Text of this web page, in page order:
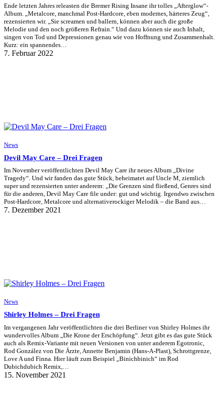
Ende letzten Jahres releasten die Bremer Rising Insane ihr tolles „Afterglow“-
Album. „Metalcore, manchmal Post-Hardcore, eben modernes, härteres Zeug“,
rezensierten wir. „Sie screamen und ballern, können aber auch die große
Melodie und den noch größeren Refrain.“ Und dazu können sie auch Inhalt,
singen von Tod und Depressionen genau wie von Hoffnung und Zusammenhalt.
Kurz: ein spannendes…
7. Februar 2022
News
Devil May Care – Drei Fragen
Im November veröffentlichten Devil May Care ihr neues Album „Divine
Tragedy“. Und wir fanden das gute Stück, beheimatet auf Uncle M, ziemlich
super und rezensierten unter anderem: „Die Grenzen sind fließend, Genres sind
für die anderen, Devil May Care file under: gut und wichtig. Irgendwo zwischen
Post-Hardcore, Metalcore und alternativerockiger Melodik – die Band aus…
7. Dezember 2021
News
Shirley Holmes – Drei Fragen
Im vergangenen Jahr veröffentlichten die drei Berliner von Shirley Holmes ihr
wundervolles Album „Die Krone der Erschöpfung“. Jetzt gibt es das gute Stück
auch als Remix-Variante mit neuen Versionen von unter anderem Egotronic,
Rod González von Die Ärzte, Annette Benjamin (Hans-A-Plast), Schrottgrenze,
Love A und Finna. Hier läuft zum Beispiel „Binichbinich“ im Rod
Dubichdubich Remix,…
15. November 2021